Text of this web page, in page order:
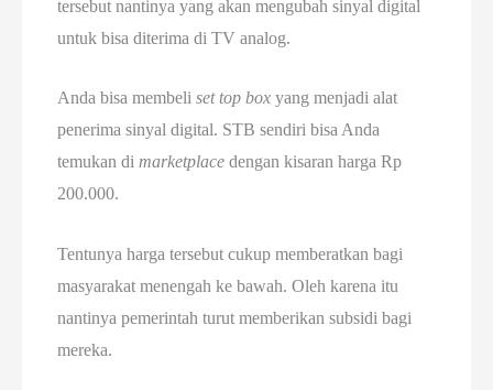
tersebut nantinya yang akan mengubah sinyal digital
untuk bisa diterima di TV analog.
Anda bisa membeli set top box yang menjadi alat
penerima sinyal digital. STB sendiri bisa Anda
temukan di marketplace dengan kisaran harga Rp
200.000.
Tentunya harga tersebut cukup memberatkan bagi
masyarakat menengah ke bawah. Oleh karena itu
nantinya pemerintah turut memberikan subsidi bagi
mereka.